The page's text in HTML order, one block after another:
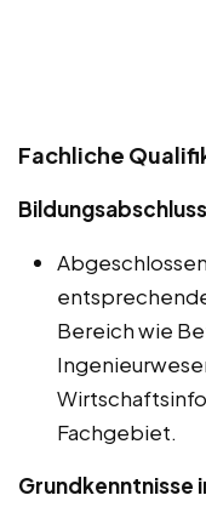
Fachliche
Bereich wie
Fachgebiet.
Grundkenntnisse